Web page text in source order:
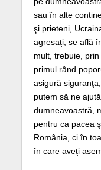
sau în alte
şi prieteni,
agresaţi, se află
mult, trebuie,
primul rând
asigură
putem să ne
dumneavoastră,
pentru ca pacea
România, ci în
în care aveţi